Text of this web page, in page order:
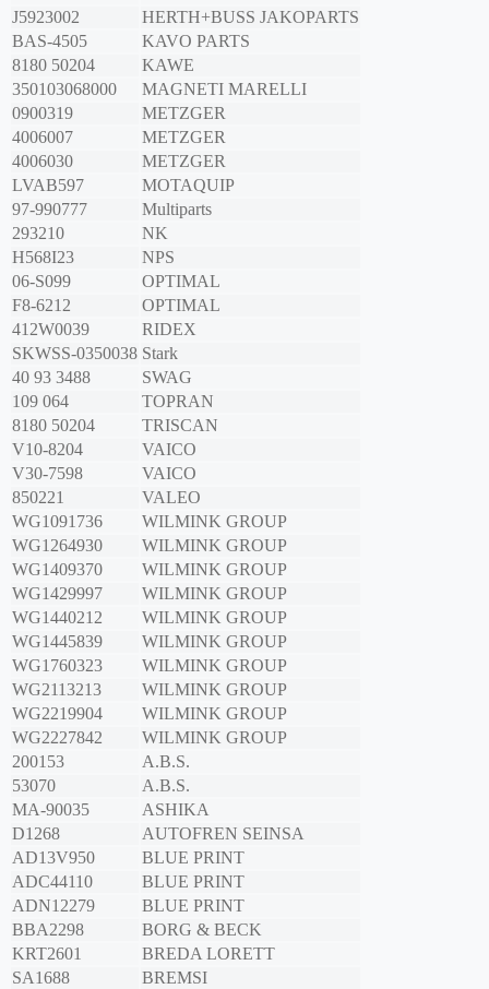
J5923002
HERTH+BUSS JAKOPARTS
BAS-4505
KAVO PARTS
8180 50204
KAWE
350103068000
MAGNETI MARELLI
0900319
METZGER
4006007
METZGER
4006030
METZGER
LVAB597
MOTAQUIP
97-990777
Multiparts
293210
NK
H568I23
NPS
06-S099
OPTIMAL
F8-6212
OPTIMAL
412W0039
RIDEX
SKWSS-0350038 Stark
40 93 3488
SWAG
109 064
TOPRAN
8180 50204
TRISCAN
V10-8204
VAICO
V30-7598
VAICO
850221
VALEO
WG1091736
WILMINK GROUP
WG1264930
WILMINK GROUP
WG1409370
WILMINK GROUP
WG1429997
WILMINK GROUP
WG1440212
WILMINK GROUP
WG1445839
WILMINK GROUP
WG1760323
WILMINK GROUP
WG2113213
WILMINK GROUP
WG2219904
WILMINK GROUP
WG2227842
WILMINK GROUP
200153
A.B.S.
53070
A.B.S.
MA-90035
ASHIKA
D1268
AUTOFREN SEINSA
AD13V950
BLUE PRINT
ADC44110
BLUE PRINT
ADN12279
BLUE PRINT
BBA2298
BORG & BECK
KRT2601
BREDA LORETT
SA1688
BREMSI